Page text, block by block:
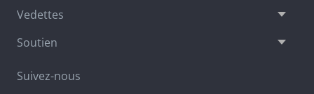
Vedettes
Soutien
Suivez-nous